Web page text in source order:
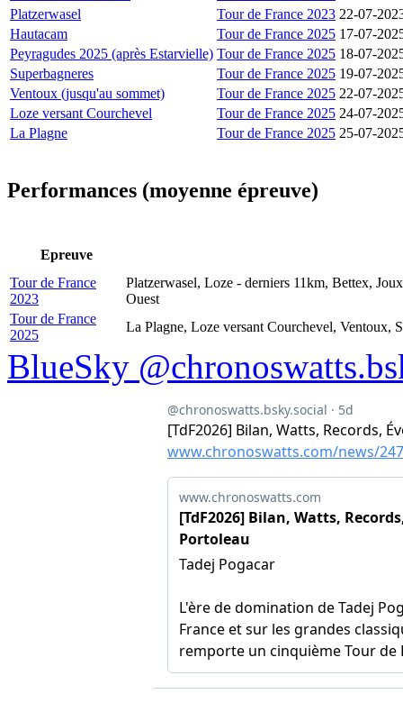
Platzerwasel
Tour de France 2023 22-07-
Hautacam
Tour de France 2025 17-07-
Peyragudes 2025 (après Estarvielle) Tour de France 2025 18-07-
Superbagneres
Tour de France 2025 19-07-
Ventoux (jusqu'au sommet)
Tour de France 2025 22-07-
Loze versant Courchevel
Tour de France 2025 24-07-
La Plagne
Tour de France 2025 25-07-
Performances (moyenne épreuve)
Epreuve
Tour de France
2023
Platzerwasel, Loze - derniers 11km, Bettex,
Ouest
Tour de France
2025
La Plagne, Loze versant Courchevel, Ventoux,
BlueSky